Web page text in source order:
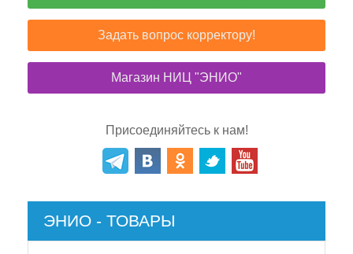
Задать вопрос корректору!
Магазин НИЦ "ЭНИО"
Присоединяйтесь к нам!
ЭНИО - ТОВАРЫ